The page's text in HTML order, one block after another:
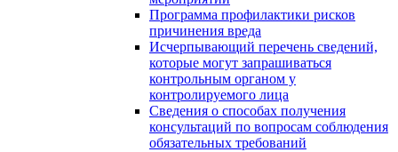
Программа профилактики рисков
причинения вреда
Исчерпывающий перечень сведений,
которые могут запрашиваться
контрольным органом у
контролируемого лица
Сведения о способах получения
консультаций по вопросам соблюдения
обязательных требований